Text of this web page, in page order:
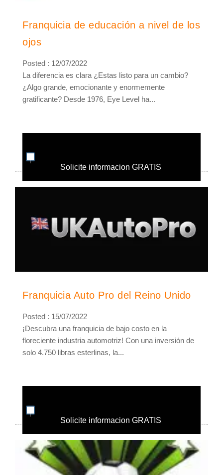
Franquicia de educación a nivel de los
ojos
Posted : 12/07/2022
La diferencia es clara ¿Estas listo para un cambio?
¿Algo grande, emocionante y enormemente
gratificante? Desde 1976, Eye Level ha...
Solicite informacion GRATIS
Franquicia Auto Pro del Reino Unido
Posted : 15/07/2022
¡Descubra una franquicia de bajo costo en la
floreciente industria automotriz! Con una inversión de
solo 4.750 libras esterlinas, la...
Solicite informacion GRATIS